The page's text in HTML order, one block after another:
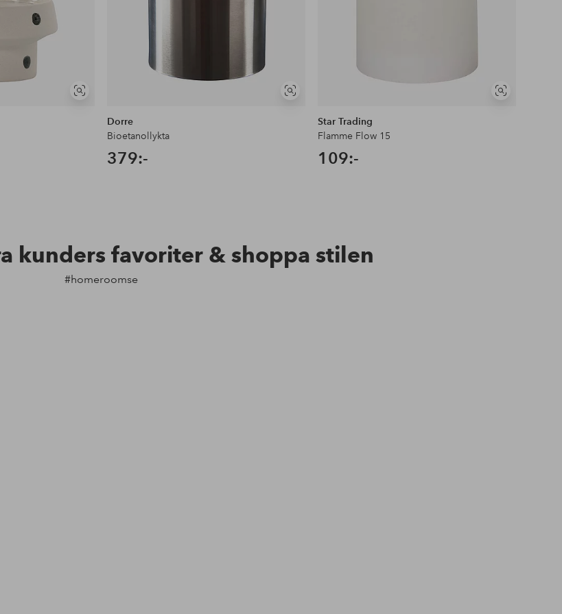
Visa
Visa
Dorre
Bioetanollykta
379:-
Visa
Star Trading
Flamme Flow 15
109:-
kunders favoriter & shoppa stilen
#homeroomse